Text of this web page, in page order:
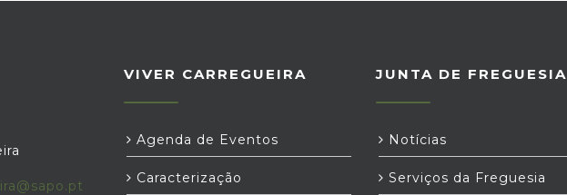
VIVER CARREGUEIRA
Agenda de Eventos
Caracterização
JUNTA DE FREGUESIA
Notícias
Serviços da Freguesia